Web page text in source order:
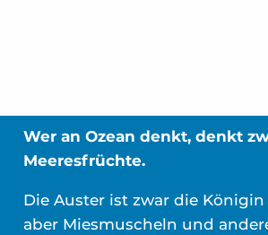
Wer an Ozean denkt, denkt
Meeresfrüchte.
Die Auster ist zwar die
aber Miesmuscheln und